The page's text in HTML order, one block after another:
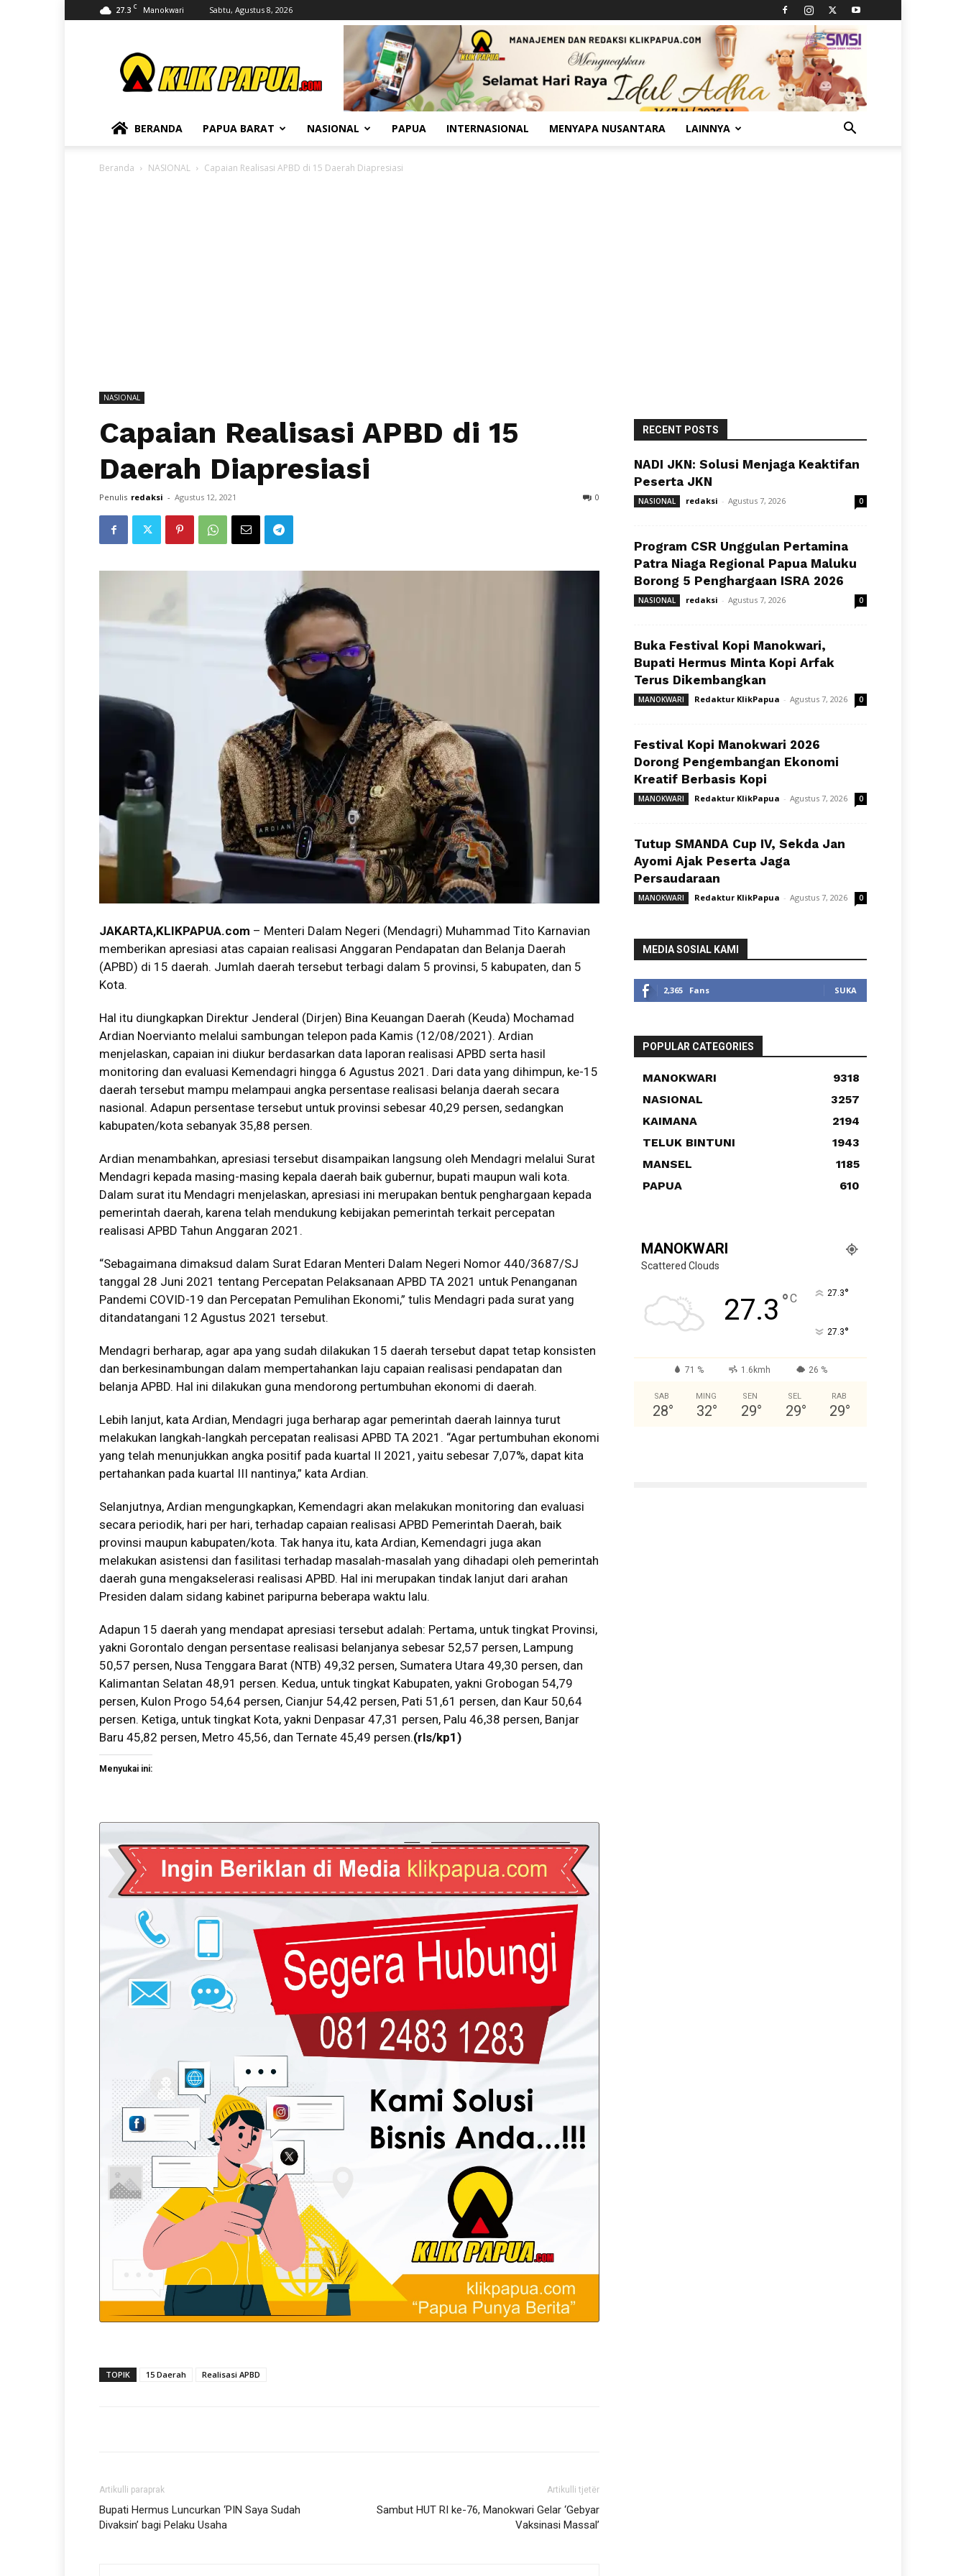
27.3 C Manokwari Sabtu, Agustus 8, 2026
BERANDA PAPUA BARAT NASIONAL PAPUA INTERNASIONAL MENYAPA NUSANTARA LAINNYA
Beranda NASIONAL Capaian Realisasi APBD di 15 Daerah Diapresiasi
NASIONAL
Capaian Realisasi APBD di 15
Daerah Diapresiasi
Penulis redaksi - Agustus 12, 2021 0
JAKARTA,KLIKPAPUA.com – Menteri Dalam Negeri (Mendagri) Muhammad Tito Karnavian
memberikan apresiasi atas capaian realisasi Anggaran Pendapatan dan Belanja Daerah
(APBD) di 15 daerah. Jumlah daerah tersebut terbagi dalam 5 provinsi, 5 kabupaten, dan 5
Kota.
Hal itu diungkapkan Direktur Jenderal (Dirjen) Bina Keuangan Daerah (Keuda) Mochamad
Ardian Noervianto melalui sambungan telepon pada Kamis (12/08/2021). Ardian
menjelaskan, capaian ini diukur berdasarkan data laporan realisasi APBD serta hasil
monitoring dan evaluasi Kemendagri hingga 6 Agustus 2021. Dari data yang dihimpun, ke-15
daerah tersebut mampu melampaui angka persentase realisasi belanja daerah secara
nasional. Adapun persentase tersebut untuk provinsi sebesar 40,29 persen, sedangkan
kabupaten/kota sebanyak 35,88 persen.
Ardian menambahkan, apresiasi tersebut disampaikan langsung oleh Mendagri melalui Surat
Mendagri kepada masing-masing kepala daerah baik gubernur, bupati maupun wali kota.
Dalam surat itu Mendagri menjelaskan, apresiasi ini merupakan bentuk penghargaan kepada
pemerintah daerah, karena telah mendukung kebijakan pemerintah terkait percepatan
realisasi APBD Tahun Anggaran 2021.
“Sebagaimana dimaksud dalam Surat Edaran Menteri Dalam Negeri Nomor 440/3687/SJ
tanggal 28 Juni 2021 tentang Percepatan Pelaksanaan APBD TA 2021 untuk Penanganan
Pandemi COVID-19 dan Percepatan Pemulihan Ekonomi,” tulis Mendagri pada surat yang
ditandatangani 12 Agustus 2021 tersebut.
Mendagri berharap, agar apa yang sudah dilakukan 15 daerah tersebut dapat tetap konsisten
dan berkesinambungan dalam mempertahankan laju capaian realisasi pendapatan dan
belanja APBD. Hal ini dilakukan guna mendorong pertumbuhan ekonomi di daerah.
Lebih lanjut, kata Ardian, Mendagri juga berharap agar pemerintah daerah lainnya turut
melakukan langkah-langkah percepatan realisasi APBD TA 2021. “Agar pertumbuhan ekonomi
yang telah menunjukkan angka positif pada kuartal II 2021, yaitu sebesar 7,07%, dapat kita
pertahankan pada kuartal III nantinya,” kata Ardian.
Selanjutnya, Ardian mengungkapkan, Kemendagri akan melakukan monitoring dan evaluasi
secara periodik, hari per hari, terhadap capaian realisasi APBD Pemerintah Daerah, baik
provinsi maupun kabupaten/kota. Tak hanya itu, kata Ardian, Kemendagri juga akan
melakukan asistensi dan fasilitasi terhadap masalah-masalah yang dihadapi oleh pemerintah
daerah guna mengakselerasi realisasi APBD. Hal ini merupakan tindak lanjut dari arahan
Presiden dalam sidang kabinet paripurna beberapa waktu lalu.
Adapun 15 daerah yang mendapat apresiasi tersebut adalah: Pertama, untuk tingkat Provinsi,
yakni Gorontalo dengan persentase realisasi belanjanya sebesar 52,57 persen, Lampung
50,57 persen, Nusa Tenggara Barat (NTB) 49,32 persen, Sumatera Utara 49,30 persen, dan
Kalimantan Selatan 48,91 persen. Kedua, untuk tingkat Kabupaten, yakni Grobogan 54,79
persen, Kulon Progo 54,64 persen, Cianjur 54,42 persen, Pati 51,61 persen, dan Kaur 50,64
persen. Ketiga, untuk tingkat Kota, yakni Denpasar 47,31 persen, Palu 46,38 persen, Banjar
Baru 45,82 persen, Metro 45,56, dan Ternate 45,49 persen.(rls/kp1)
Menyukai ini:
TOPIK 15 Daerah Realisasi APBD
Artikulli paraprak
Bupati Hermus Luncurkan ‘PIN Saya Sudah
Divaksin’ bagi Pelaku Usaha
Artikulli tjetër
Sambut HUT RI ke-76, Manokwari Gelar ‘Gebyar
Vaksinasi Massal’
RECENT POSTS
NADI JKN: Solusi Menjaga Keaktifan
Peserta JKN
NASIONAL redaksi - Agustus 7, 2026 0
Program CSR Unggulan Pertamina
Patra Niaga Regional Papua Maluku
Borong 5 Penghargaan ISRA 2026
NASIONAL redaksi - Agustus 7, 2026 0
Buka Festival Kopi Manokwari,
Bupati Hermus Minta Kopi Arfak
Terus Dikembangkan
MANOKWARI Redaktur KlikPapua - Agustus 7, 2026 0
Festival Kopi Manokwari 2026
Dorong Pengembangan Ekonomi
Kreatif Berbasis Kopi
MANOKWARI Redaktur KlikPapua - Agustus 7, 2026 0
Tutup SMANDA Cup IV, Sekda Jan
Ayomi Ajak Peserta Jaga
Persaudaraan
MANOKWARI Redaktur KlikPapua - Agustus 7, 2026 0
MEDIA SOSIAL KAMI
2,365 Fans SUKA
POPULAR CATEGORIES
MANOKWARI
9318
NASIONAL
3257
KAIMANA
2194
TELUK BINTUNI
1943
MANSEL
1185
PAPUA
610
MANOKWARI
Scattered Clouds
27.3 °C 27.3°
27.3°
71 % 1.6kmh 26 %
SAB
28°
MING
32°
SEN
29°
SEL
29°
RAB
29°